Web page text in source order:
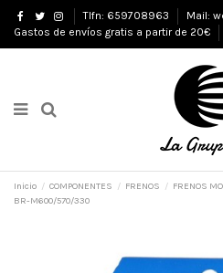
Tlfn: 659708963
Mail:
Gastos de envíos gratis a partir de 20€
Inicio COMPONENTES FRENOS FRENOS
BR-M600/570/330